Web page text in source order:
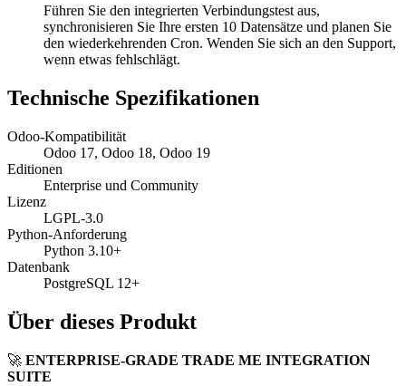
Führen Sie den integrierten Verbindungstest aus,
synchronisieren Sie Ihre ersten 10 Datensätze und planen Sie
den wiederkehrenden Cron. Wenden Sie sich an den Support,
wenn etwas fehlschlägt.
Technische Spezifikationen
Odoo-Kompatibilität
Odoo 17, Odoo 18, Odoo 19
Editionen
Enterprise und Community
Lizenz
LGPL-3.0
Python-Anforderung
Python 3.10+
Datenbank
PostgreSQL 12+
Über dieses Produkt
🚀 ENTERPRISE-GRADE TRADE ME INTEGRATION
SUITE